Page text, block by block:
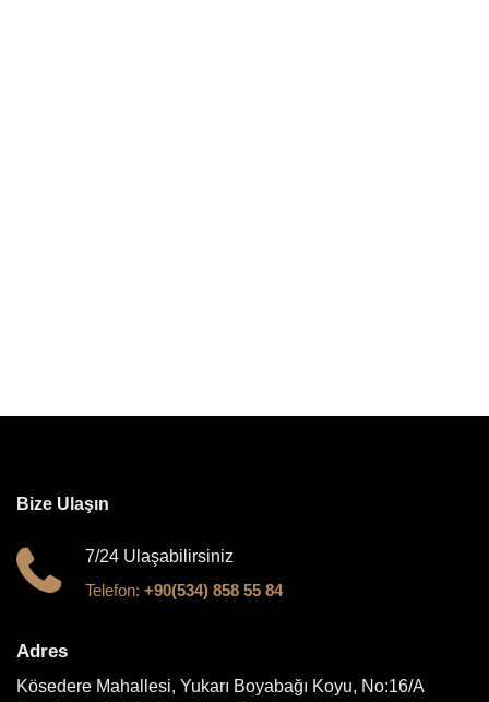
Bize Ulaşın
7/24 Ulaşabilirsiniz
Telefon: +90(534) 858 55 84
Adres
Kösedere Mahallesi, Yukarı Boyabağı Koyu, No:16/A